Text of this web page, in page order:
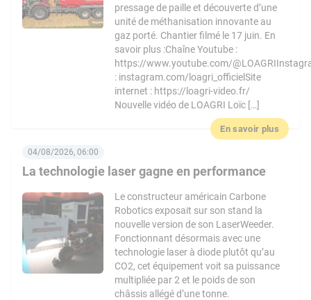
pressage de paille et découverte d’une
unité de méthanisation innovante au
gaz porté. Chantier filmé le 17 juin. En
savoir plus :Chaîne Youtube :
https://www.youtube.com/
: instagram.com/loagri_officielSite
internet : https://loagri-video.fr/
Nouvelle vidéo de LOAGRI Loïc […]
En savoir plus
La technologie laser gagne en performance
04/08/2026, 06:00
Le constructeur américain Carbone
Robotics exposait sur son stand la
nouvelle version de son LaserWeeder.
Fonctionnant désormais avec une
technologie laser à diode plutôt qu’au
CO2, cet équipement voit sa puissance
multipliée par 2 et le poids de son
châssis allégé d’une tonne.